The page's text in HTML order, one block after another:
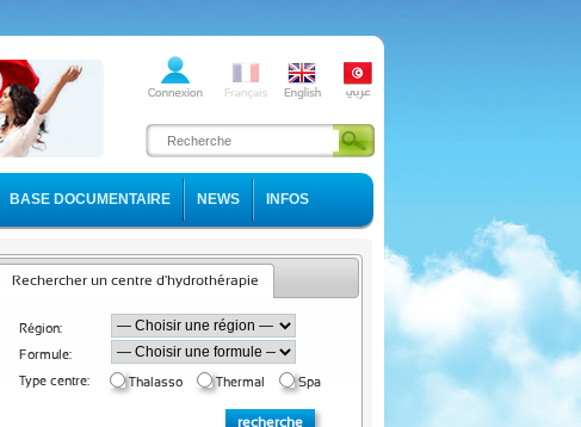
BASE DOCUMENTAIRE NEWS INFOS
Rechercher un centre d'hydrothérapie
Région:
Formule:
Type centre:
Thalasso Thermal Spa